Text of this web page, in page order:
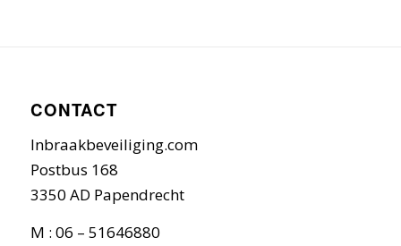
CONTACT
Inbraakbeveiliging.com
Postbus 168
3350 AD Papendrecht
M : 06 – 51646880